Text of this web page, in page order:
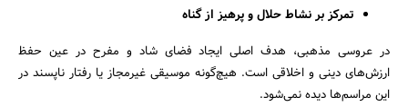
تمرکز بر نشاط حلال و پرهیز از گناه
در عروسی مذهبی، هدف اصلی ایجاد فضای شاد و مفرح در عین حفظ
ارزش‌های دینی و اخلاقی است. هیچ‌گونه موسیقی غیرمجاز یا رفتار ناپسند در
این مراسم‌ها دیده نمی‌شود.